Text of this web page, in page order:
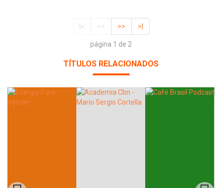
|< << >> >|
página 1 de 2
TÍTULOS RELACIONADOS